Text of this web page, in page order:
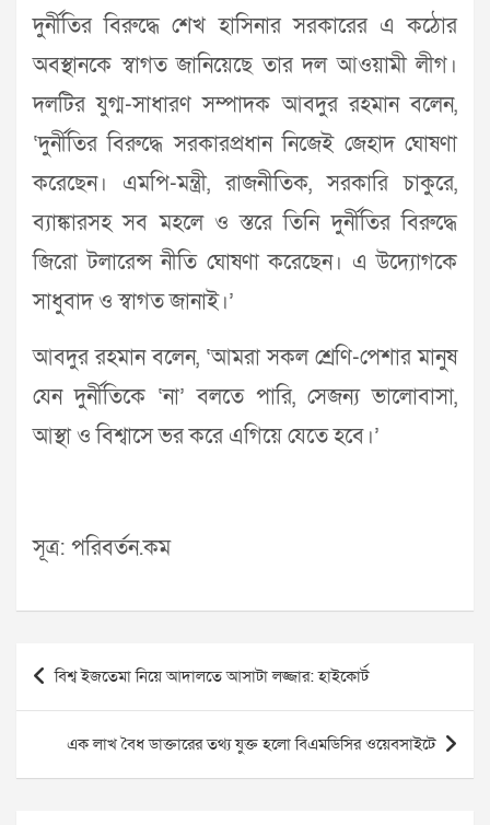
দুর্নীতির বিরুদ্ধে শেখ হাসিনার সরকারের এ কঠোর
অবস্থানকে স্বাগত জানিয়েছে তার দল আওয়ামী লীগ।
দলটির যুগ্ম-সাধারণ সম্পাদক আবদুর রহমান বলেন,
‘দুর্নীতির বিরুদ্ধে সরকারপ্রধান নিজেই জেহাদ ঘোষণা
করেছেন। এমপি-মন্ত্রী, রাজনীতিক, সরকারি চাকুরে,
ব্যাঙ্কারসহ সব মহলে ও স্তরে তিনি দুর্নীতির বিরুদ্ধে
জিরো টলারেন্স নীতি ঘোষণা করেছেন। এ উদ্যোগকে
সাধুবাদ ও স্বাগত জানাই।’
আবদুর রহমান বলেন, ‘আমরা সকল শ্রেণি-পেশার মানুষ
যেন দুর্নীতিকে ‘না’ বলতে পারি, সেজন্য ভালোবাসা,
আস্থা ও বিশ্বাসে ভর করে এগিয়ে যেতে হবে।’
সূত্র: পরিবর্তন.কম
Post
navigation
বিশ্ব ইজতেমা নিয়ে আদালতে আসাটা লজ্জার: হাইকোর্ট
এক লাখ বৈধ ডাক্তারের তথ্য যুক্ত হলো বিএমডিসির ওয়েবসাইটে